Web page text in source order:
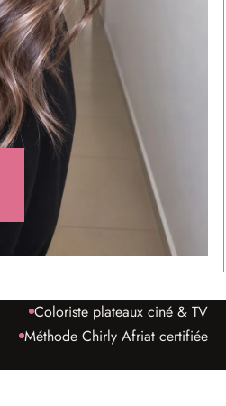
Coloriste plateaux ciné & TV
Méthode Chirly Afriat certifiée